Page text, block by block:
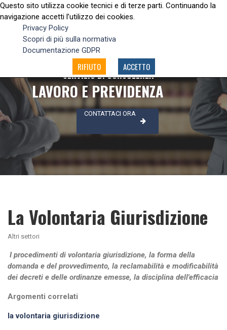
SERVIZIO DI CONSULENZA
LAVORO E PREVIDENZA
CONTATTACI ORA
La Volontaria Giurisdizione
Altri settori
I procedimenti di volontaria giurisdizione, la forma della
domanda e del provvedimento, la reclamabilità e modificabilità
dei decreti e delle ordinanze emesse, la disciplina dell'efficacia
Argomenti correlati
la volontaria giurisdizione
Questo sito utilizza cookie tecnici e di terze parti. Continuando la
navigazione accetti l’utilizzo dei cookies.
Privacy Policy
Scopri di più sulla normativa
Documentazione GDPR
RIFIUTO ACCETTO